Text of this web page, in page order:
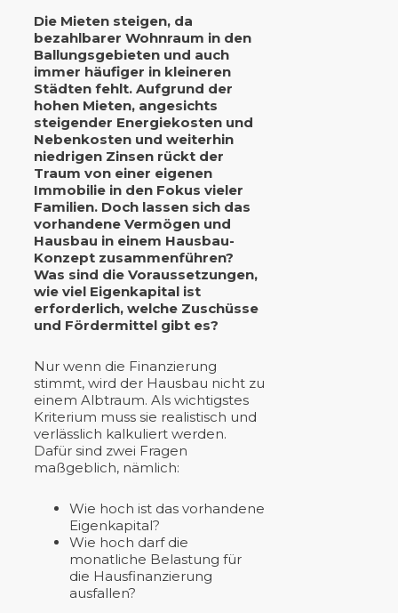
Die Mieten steigen, da
bezahlbarer Wohnraum in den
Ballungsgebieten und auch
immer häufiger in kleineren
Städten fehlt. Aufgrund der
hohen Mieten, angesichts
steigender Energiekosten und
Nebenkosten und weiterhin
niedrigen Zinsen rückt der
Traum von einer eigenen
Immobilie in den Fokus vieler
Familien. Doch lassen sich das
vorhandene Vermögen und
Hausbau in einem Hausbau-
Konzept zusammenführen?
Was sind die Voraussetzungen,
wie viel Eigenkapital ist
erforderlich, welche Zuschüsse
und Fördermittel gibt es?
Nur wenn die Finanzierung
stimmt, wird der Hausbau nicht zu
einem Albtraum. Als wichtigstes
Kriterium muss sie realistisch und
verlässlich kalkuliert werden.
Dafür sind zwei Fragen
maßgeblich, nämlich:
Wie hoch ist das vorhandene
Eigenkapital?
Wie hoch darf die
monatliche Belastung für
die Hausfinanzierung
ausfallen?